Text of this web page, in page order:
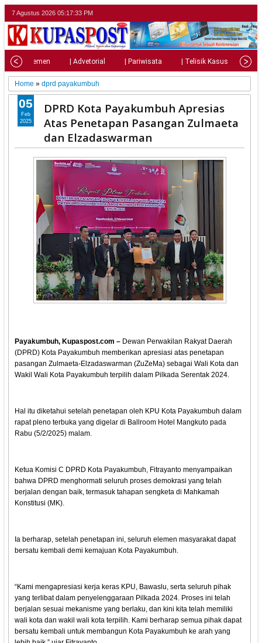
7 Agustus 2026 05:17:35 PM
| Parlemen | Advetorial | Pariwisata | Telisik Kasus |
Home »dprd payakumbuh
DPRD Kota Payakumbuh Apresias
Atas Penetapan Pasangan Zulmaeta
dan Elzadaswarman
Payakumbuh, Kupaspost.com – Dewan Perwakilan Rakyat Daerah
(DPRD) Kota Payakumbuh memberikan apresiasi atas penetapan
pasangan Zulmaeta-Elzadaswarman (ZuZeMa) sebagai Wali Kota dan
Wakil Wali Kota Payakumbuh terpilih dalam Pilkada Serentak 2024.
Hal itu diketahui setelah penetapan oleh KPU Kota Payakumbuh dalam
rapat pleno terbuka yang digelar di Ballroom Hotel Mangkuto pada
Rabu (5/2/2025) malam.
Ketua Komisi C DPRD Kota Payakumbuh, Fitrayanto menyampaikan
bahwa DPRD menghormati seluruh proses demokrasi yang telah
berjalan dengan baik, termasuk tahapan sengketa di Mahkamah
Konstitusi (MK).
Ia berharap, setelah penetapan ini, seluruh elemen masyarakat dapat
bersatu kembali demi kemajuan Kota Payakumbuh.
“Kami mengapresiasi kerja keras KPU, Bawaslu, serta seluruh pihak
yang terlibat dalam penyelenggaraan Pilkada 2024. Proses ini telah
berjalan sesuai mekanisme yang berlaku, dan kini kita telah memiliki
wali kota dan wakil wali kota terpilih. Kami berharap semua pihak dapat
bersatu kembali untuk membangun Kota Payakumbuh ke arah yang
05
Feb
2025